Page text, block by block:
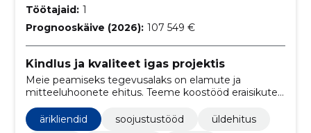
Töötajaid: 1
Prognooskäive (2026): 107 549 €
Kindlus ja kvaliteet igas projektis
Meie peamiseks tegevusalaks on elamute ja
mitteeluhoonete ehitus. Teeme koostööd eraisikute,
äriklientide kui ka korteriühistutega. Teostame töid
Lõuna-Eestis, kuid oleme avatud pakkumistele üle-
Eesti.
ärikliendid soojustustööd üldehitus